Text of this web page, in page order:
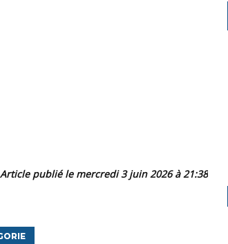
Article publié le mercredi 3 juin 2026 à 21:38